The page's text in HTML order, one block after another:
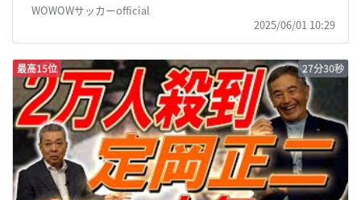
WOWOWサッカーofficial
2025/06/01 10:29
最高15位 27分30秒